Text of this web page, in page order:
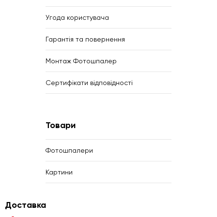
Угода користувача
Гарантія та повернення
Монтаж Фотошпалер
Сертифікати відповідності
Товари
Фотошпалери
Картини
Доставка